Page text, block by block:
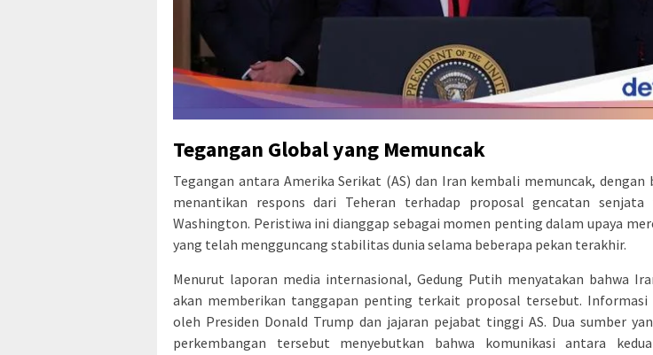
Tegangan Global yang Memuncak
Tegangan antara Amerika Serikat (AS) dan Iran kembali memuncak, dengan
menantikan respons dari Teheran terhadap proposal gencatan senjata
Washington. Peristiwa ini dianggap sebagai momen penting dalam upaya
yang telah mengguncang stabilitas dunia selama beberapa pekan terakhir.
Menurut laporan media internasional, Gedung Putih menyatakan bahwa
akan memberikan tanggapan penting terkait proposal tersebut. Informasi
oleh Presiden Donald Trump dan jajaran pejabat tinggi AS. Dua sumber
perkembangan tersebut menyebutkan bahwa komunikasi antara